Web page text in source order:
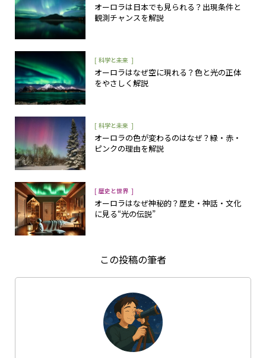
オーロラは日本でも見られる？出現条件と
観測チャンスを解説
[ 科学と未来 ]
オーロラはなぜ空に現れる？色と光の正体
をやさしく解説
[ 科学と未来 ]
オーロラの色が変わるのはなぜ？緑・赤・
ピンクの理由を解説
[ 歴史と世界 ]
オーロラはなぜ神秘的？歴史・神話・文化
に見る“光の伝説”
この投稿の筆者